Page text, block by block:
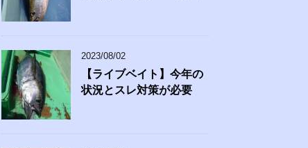
2023/08/02
【ライブベイト】今年の
状況とスレ対策が必要